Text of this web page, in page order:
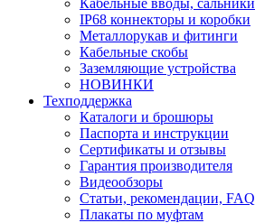
IP68 коннекторы и коробки
Металлорукав и фитинги
Кабельные скобы
Заземляющие устройства
НОВИНКИ
Техподдержка
Каталоги и брошюры
Паспорта и инструкции
Сертификаты и отзывы
Гарантия производителя
Видеообзоры
Статьи, рекомендации, FAQ
Плакаты по муфтам